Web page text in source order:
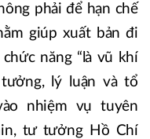
phải để hạn chế
giúp xuất bản đi
năng “là vũ khí
lý luận và tổ
nhiệm vụ tuyên
tư tưởng Hồ Chí